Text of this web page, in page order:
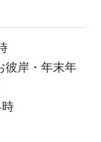
彼岸・年末年